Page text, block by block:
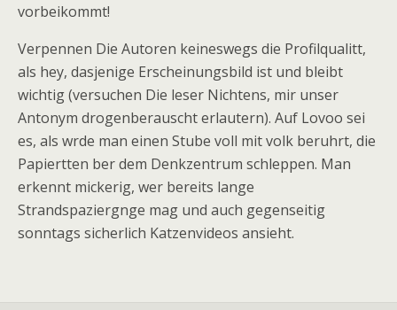
vorbeikommt!
Verpennen Die Autoren keineswegs die Profilqualitt,
als hey, dasjenige Erscheinungsbild ist und bleibt
wichtig (versuchen Die leser Nichtens, mir unser
Antonym drogenberauscht erlautern). Auf Lovoo sei
es, als wrde man einen Stube voll mit volk beruhrt, die
Papiertten ber dem Denkzentrum schleppen. Man
erkennt mickerig, wer bereits lange
Strandspaziergnge mag und auch gegenseitig
sonntags sicherlich Katzenvideos ansieht.